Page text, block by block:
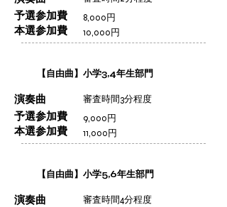
予選参加費
本選参加費
8,000円
10,000円
【自由曲】小学3,4年生部門
演奏曲
予選参加費
本選参加費
審査時間3分程度
9,000円
11,000円
【自由曲】小学5,6年生部門
演奏曲
審査時間4分程度